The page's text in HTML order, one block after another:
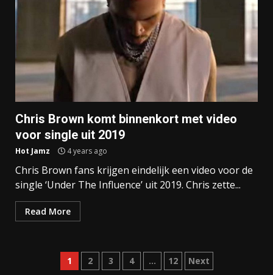
Chris Brown komt binnenkort met video
voor single uit 2019
Hot Jamz 4 years ago
Chris Brown fans krijgen eindelijk een video voor de
single ‘Under The Influence’ uit 2019. Chris zette...
Read More
Posts
1 2 3 4 … 12 Next